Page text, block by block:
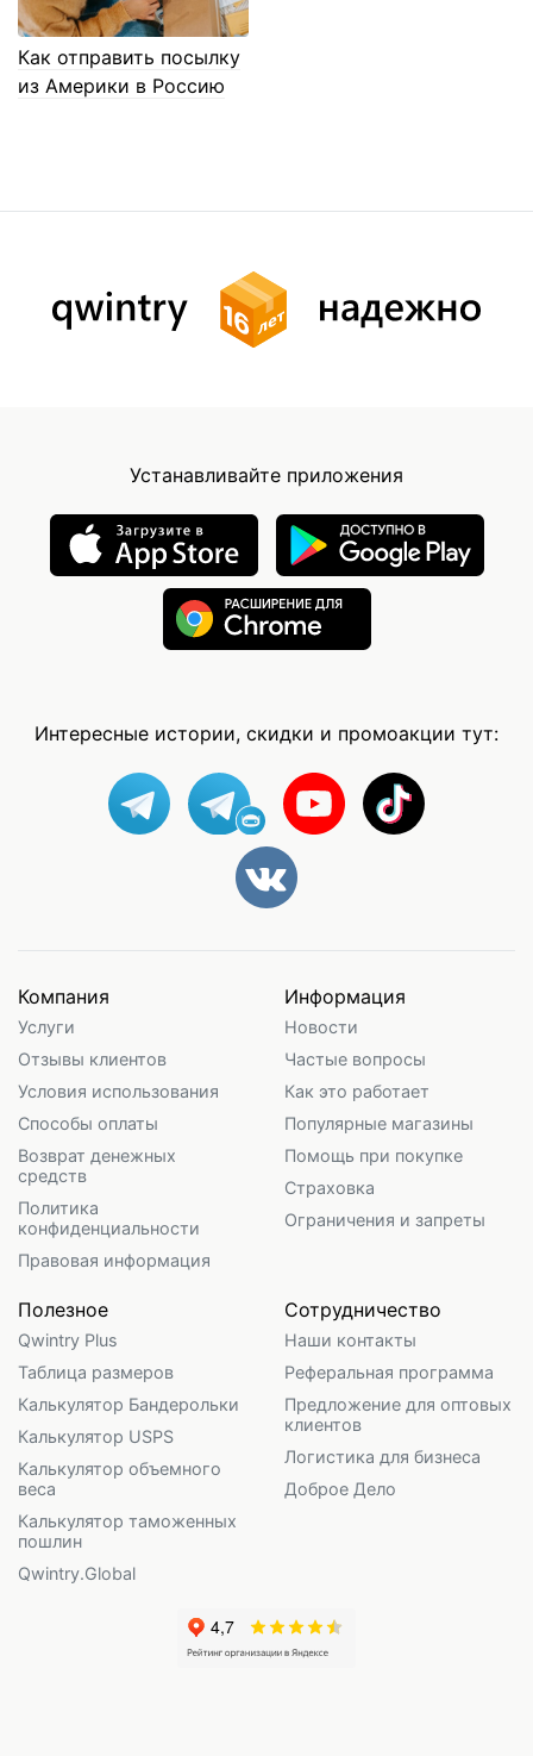
Как отправить посылку
из Америки в Россию
Устанавливайте приложения
Интересные истории, скидки и промоакции тут:
Компания
Услуги
Отзывы клиентов
Условия использования
Способы оплаты
Возврат денежных
средств
Политика
конфиденциальности
Правовая информация
Информация
Новости
Частые вопросы
Как это работает
Популярные магазины
Помощь при покупке
Страховка
Ограничения и запреты
Полезное
Qwintry Plus
Таблица размеров
Калькулятор Бандерольки
Калькулятор USPS
Калькулятор объемного
веса
Калькулятор таможенных
пошлин
Qwintry.Global
Сотрудничество
Наши контакты
Реферальная программа
Предложение для оптовых
клиентов
Логистика для бизнеса
Доброе Дело